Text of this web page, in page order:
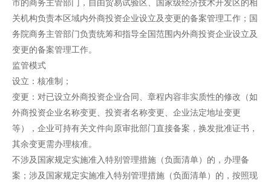
市的商务主管部门，自由贸易试验区、国家级经济技术开发区的相
关机构负责本区域内外商投资企业设立及变更的备案管理工作；国
务院商务主管部门负责统筹和指导全国范围内外商投资企业设立及
变更的备案管理工作。
监管模式
设立：核准制；
变更：对已设立外商投资企业合同、章程内容非实质性的修改（如
外商投资企业名称变更、投资者名称变更、企业法定地址变更
等），企业可持有关文件向原审批部门直接备案，换发批准证书，
其余变更需办理核准。
不涉及国家规定实施准入特别管理措施（负面清单）的，办理备
案；涉及国家规定实施准入特别管理措施（负面清单）的，按照现